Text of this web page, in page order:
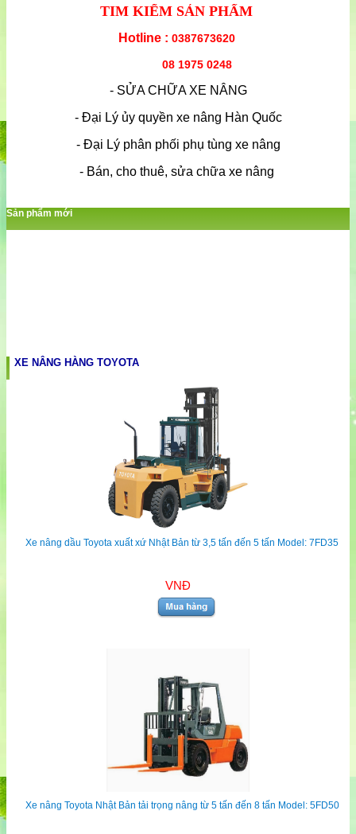
TIM KIẾM SẢN PHẨM
Hotline : 0387673620
08 1975 0248
- SỬA CHỮA XE NÂNG
- Đại Lý ủy quyền xe nâng Hàn Quốc
- Đại Lý phân phối phụ tùng xe nâng
- Bán, cho thuê, sửa chữa xe nâng
Sản phẩm mới
XE NÂNG HÀNG TOYOTA
Xe nâng dầu Toyota xuất xứ Nhật Bản từ 3,5 tấn đến 5 tấn Model: 7FD35
VNĐ
Xe nâng Toyota Nhật Bản tải trọng nâng từ 5 tấn đến 8 tấn Model: 5FD50